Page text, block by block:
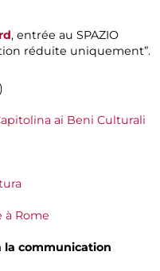
, entrée au SPAZIO
réduite uniquement”.
ai Beni Culturali
à Rome
la communication